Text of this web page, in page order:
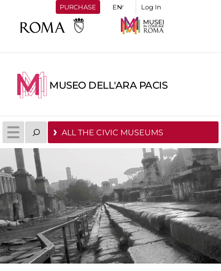
PURCHASE Log In
MUSEO DELL'ARA PACIS
ALL THE CIVIC MUSEUMS